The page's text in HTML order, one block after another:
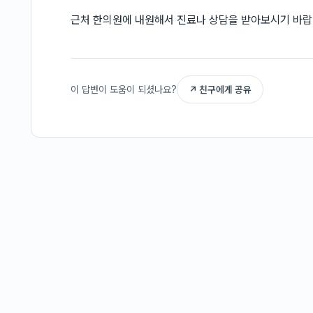
근처 한의원에 내원해서 진료나 상담을 받아보시기 바
이 답변이 도움이 되셨나요? ↗ 친구에게 공유